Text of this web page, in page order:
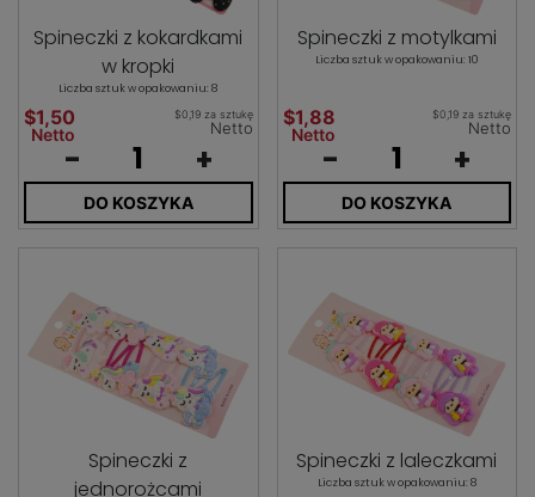
Spineczki z kokardkami
w kropki
Liczba sztuk w opakowaniu: 8
$1,50
Netto
$0,19 za sztukę
Netto
- +
DO KOSZYKA
Spineczki z motylkami
Liczba sztuk w opakowaniu: 10
$1,88
Netto
$0,19 za sztukę
Netto
- +
DO KOSZYKA
Spineczki z
jednorożcami
Spineczki z laleczkami
Liczba sztuk w opakowaniu: 8